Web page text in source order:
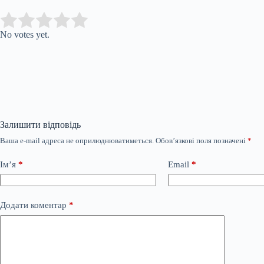
Rate this item:
No votes yet.
Залишити відповідь
Ваша e-mail адреса не оприлюднюватиметься. Обов’язкові поля позначені *
Ім’я * Email *
Додати коментар *